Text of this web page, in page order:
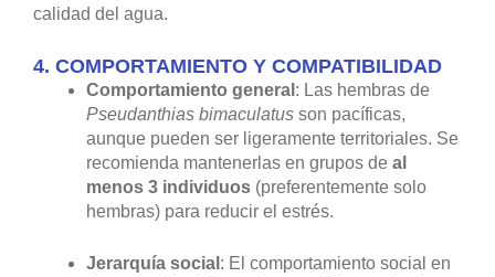
calidad del agua.
4. COMPORTAMIENTO Y COMPATIBILIDAD
Comportamiento general : Las hembras de
Pseudanthias bimaculatus son pacíficas,
aunque pueden ser ligeramente territoriales. Se
recomienda mantenerlas en grupos de al
menos 3 individuos (preferentemente solo
hembras) para reducir el estrés.
Jerarquía social : El comportamiento social en